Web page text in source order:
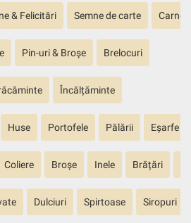
& Felicitări Semne de carte
Pin-uri & Broșe Brelocuri
Încălțăminte
Huse Portofele Pălării Eșarfe
Coliere Broșe Inele Brățări
Dulciuri Spirtoase Siropuri